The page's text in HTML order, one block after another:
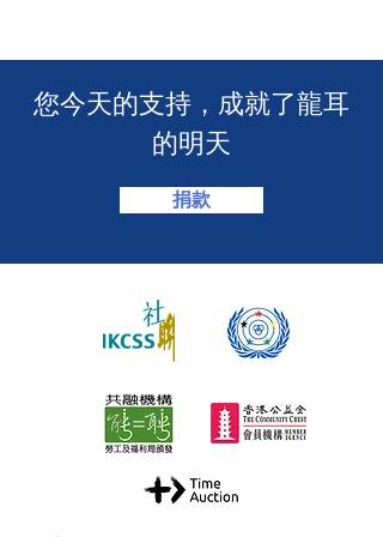
​您今天的支持，成就了龍耳
的明天
捐款